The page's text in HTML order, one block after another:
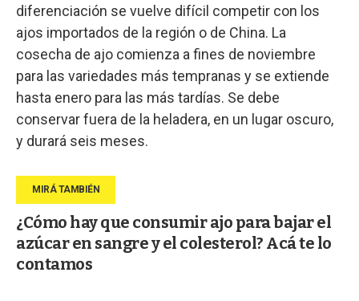
diferenciación se vuelve difícil competir con los
ajos importados de la región o de China. La
cosecha de ajo comienza a fines de noviembre
para las variedades más tempranas y se extiende
hasta enero para las más tardías. Se debe
conservar fuera de la heladera, en un lugar oscuro,
y durará seis meses.
¿Cómo hay que consumir ajo para bajar el
azúcar en sangre y el colesterol? Acá te lo
contamos